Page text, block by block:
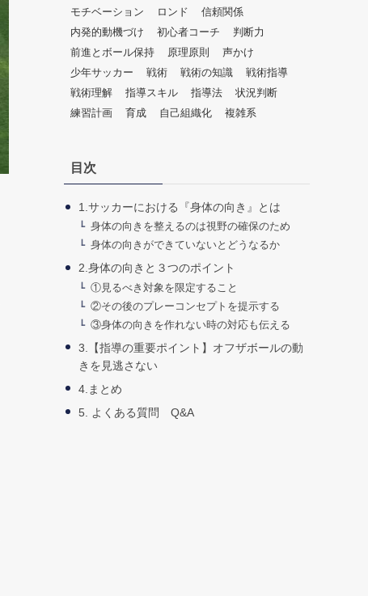
モチベーション
ロンド
信頼関係
内発的動機づけ
初心者コーチ
判断力
前進とボール保持
原理原則
声かけ
少年サッカー
戦術 戦術の知識
戦術指導
戦術理解
指導スキル 指導法
状況判断
練習計画
育成 自己組織化 複雑系
目次
1.サッカーにおける『身体の向き』とは
身体の向きを整えるのは視野の確保のため
身体の向きができていないとどうなるか
2.身体の向きと３つのポイント
①見るべき対象を限定すること
②その後のプレーコンセプトを提示する
③身体の向きを作れない時の対応も伝える
3.【指導の重要ポイント】オフザボールの動
きを見逃さない
4.まとめ
5. よくある質問 Q&A